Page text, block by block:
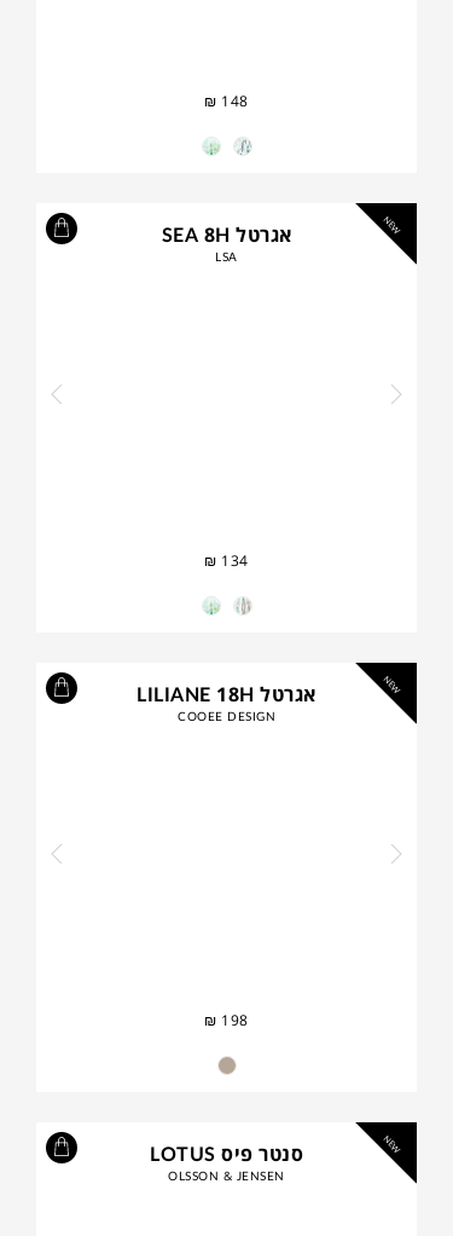
₪ 148
NEW אגרטל SEA 8H
LSA
₪ 134
NEW אגרטל LILIANE 18H
COOEE DESIGN
₪ 198
NEW סנטר פיס LOTUS
OLSSON & JENSEN